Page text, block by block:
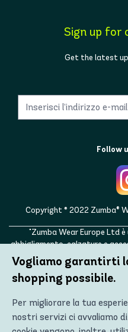
Sign up for
Get the latest
Follow
Copyright © 2022 Zumba®
"Zumba Wear Europe Ltd
abbigliamento, calzature e
paesi europei, nonché nel
Ucraina, Moldavia, Turchia,
ZUMBA e STRONG ID sono
Vogliamo garantirti
shopping possibile.
Per migliorare la tua
nostri servizi ci avvaliamo